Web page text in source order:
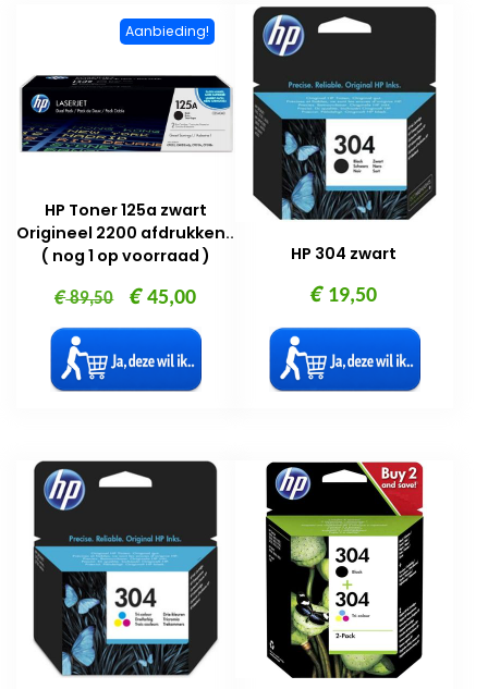
Aanbieding!
HP Toner 125a zwart
Origineel 2200 afdrukken..
( nog 1 op voorraad )
€89,50
Oorspronkelijke
prijs
was:
€ 89,50.
€45,00Huidige
prijs
€ 45,00.
HP 304 zwart
€19,50